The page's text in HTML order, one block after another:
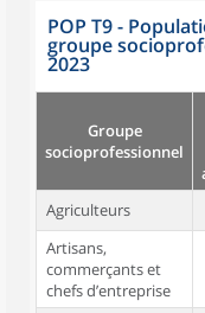
POP T9 -
groupe
2023
Groupe
socioprofessionnel
Agriculteurs
Artisans,
commerçants et
chefs d’entreprise